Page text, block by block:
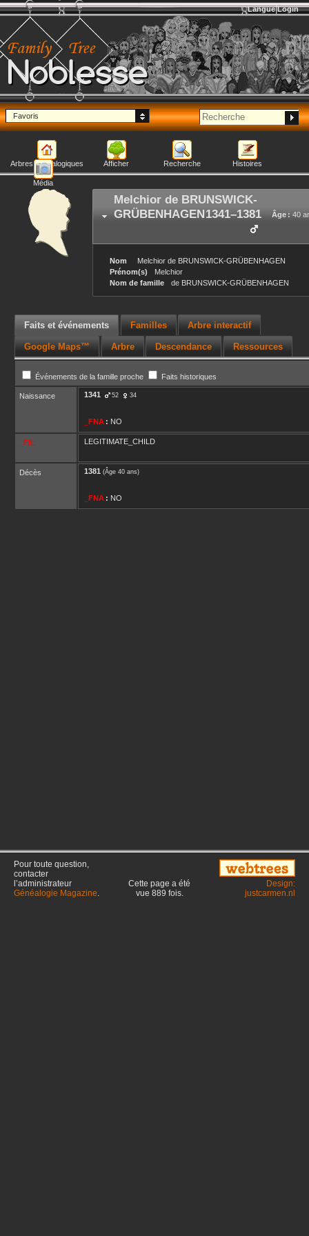
Noblesse
Langue Login
Favoris
Arbres généalogiques Afficher Recherche Histoires
Média
Melchior de BRUNSWICK-
GRÜBENHAGEN
Âge : 40
1341–1381
Nom Melchior de BRUNSWICK-GRÜBENHAGEN
Prénom(s)
Melchior
Nom de famille
de BRUNSWICK-GRÜBENHAGEN
Faits et événements Familles Arbre interactif
Google Maps™ Arbre Descendance Ressources
Événements de la famille proche Faits historiques
Naissance 1341 52 34
_FNA : NO
_FIL LEGITIMATE_CHILD
Décès 1381 (Âge 40 ans)
_FNA : NO
Pour toute question,
contacter
l’administrateur
Généalogie Magazine.
Cette page a été
vue 889 fois.
Design:
justcarmen.nl